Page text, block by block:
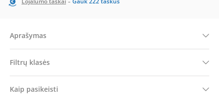
Aprašymas
Filtrų klasės
Kaip pasikeisti